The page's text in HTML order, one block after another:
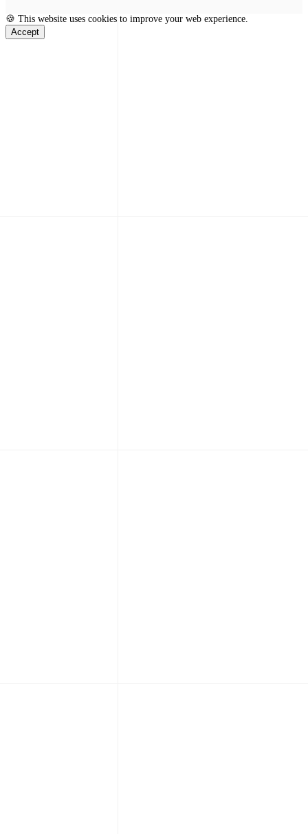
🍪 This website uses cookies to improve your web experience.
Accept